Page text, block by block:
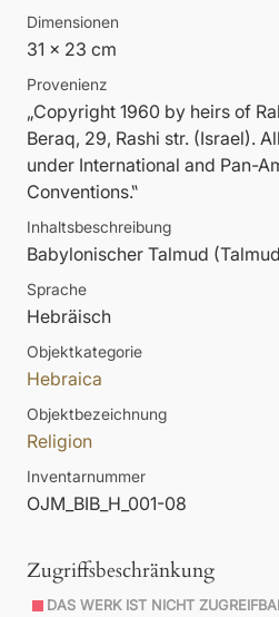
Dimensionen
31 x 23 cm
Provenienz
„Copyright 1960 by heirs of
Beraq, 29, Rashi str. (Israel).
under International and Pan-
Conventions.‟
Inhaltsbeschreibung
Babylonischer Talmud
Sprache
Hebräisch
Objektkategorie
Hebraica
Objektbezeichnung
Religion
Inventarnummer
OJM_BIB_H_001-08
Zugriffsbeschränkung
DAS WERK IST NICHT